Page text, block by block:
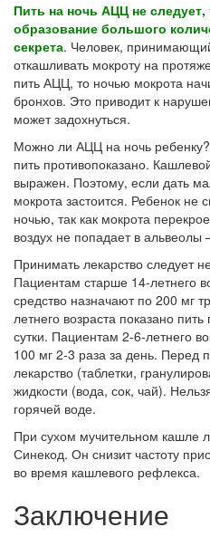
Пить на ночь АЦЦ не
образование большого
секрета. Человек,
откашливать мокроту на
пить АЦЦ, то ночью мокрота
бронхов. Это приводит к
может задохнуться.
Можно ли АЦЦ на ночь
пить противопоказано.
выражен. Поэтому, если дать
мокрота застоится. Ребенок
ночью, так как мокрота
воздух не попадает в альвеолы
Принимать лекарство следует
Пациентам старше 14-летнего
средство назначают по 200 мг
летнего возраста показано
сутки. Пациентам 2-6-летнего
100 мг 2-3 раза за день. Перед
лекарство (таблетки,
жидкости (вода, сок, чай).
горячей воде.
При сухом мучительном кашле
Синекод. Он снизит частоту
во время кашлевого рефлекса.
Заключение